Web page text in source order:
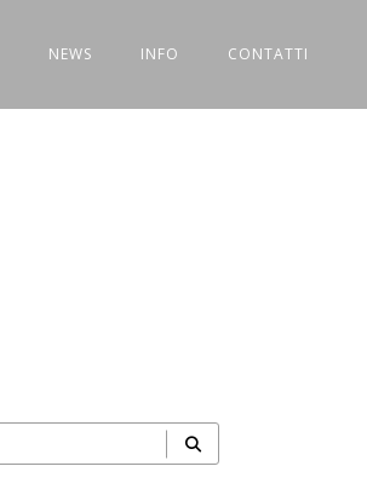
NEWS INFO CONTATTI